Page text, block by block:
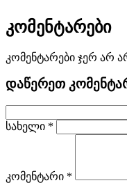
კომენტარები
კომენტარები ჯერ არ
დაწერეთ
სახელი *
კომენტარი *